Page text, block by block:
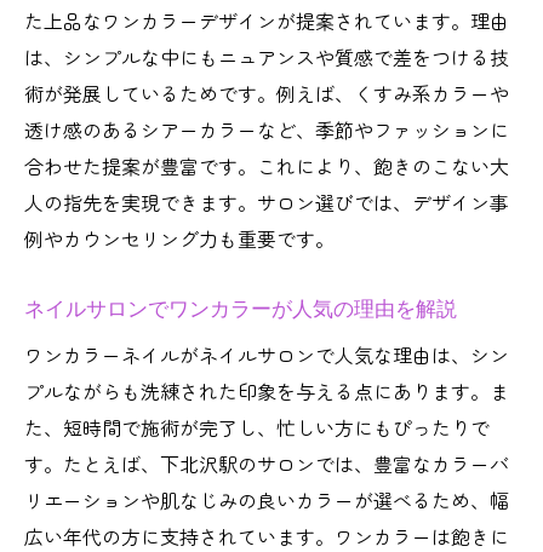
た上品なワンカラーデザインが提案されています。理由
は、シンプルな中にもニュアンスや質感で差をつける技
術が発展しているためです。例えば、くすみ系カラーや
透け感のあるシアーカラーなど、季節やファッションに
合わせた提案が豊富です。これにより、飽きのこない大
人の指先を実現できます。サロン選びでは、デザイン事
例やカウンセリング力も重要です。
ネイルサロンでワンカラーが人気の理由を解説
ワンカラーネイルがネイルサロンで人気な理由は、シン
プルながらも洗練された印象を与える点にあります。ま
た、短時間で施術が完了し、忙しい方にもぴったりで
す。たとえば、下北沢駅のサロンでは、豊富なカラーバ
リエーションや肌なじみの良いカラーが選べるため、幅
広い年代の方に支持されています。ワンカラーは飽きに